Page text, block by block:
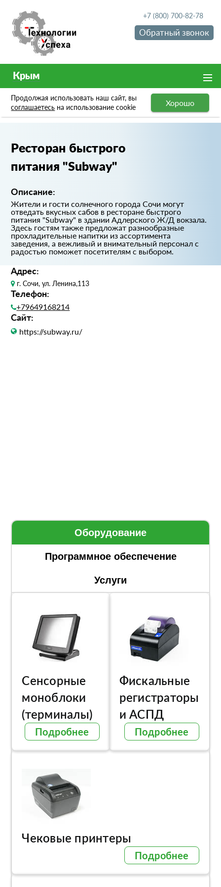
+7 (800) 700-82-78
Обратный звонок
Крым
Продолжая использовать наш сайт, вы
соглашаетесь на использование cookie Хорошо
Портфолио Ресторан быстрого питания "Subway"
Ресторан быстрого
питания "Subway"
Описание:
Жители и гости солнечного города Сочи могут
отведать вкусных сабов в ресторане быстрого
питания "Subway" в здании Адлерского Ж/Д вокзала.
Здесь гостям также предложат разнообразные
прохладительные напитки из ассортимента
заведения, а вежливый и внимательный персонал с
радостью поможет посетителям с выбором.
Адрес:
г. Сочи, ул. Ленина,113
Телефон:
+79649168214
Сайт:
https://subway.ru/
Оборудование
Программное обеспечение
Услуги
Сенсорные
моноблоки
(терминалы)
Подробнее
Фискальные
регистраторы
и АСПД
Подробнее
Чековые принтеры
Подробнее